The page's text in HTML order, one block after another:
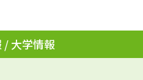
/ 大学情報